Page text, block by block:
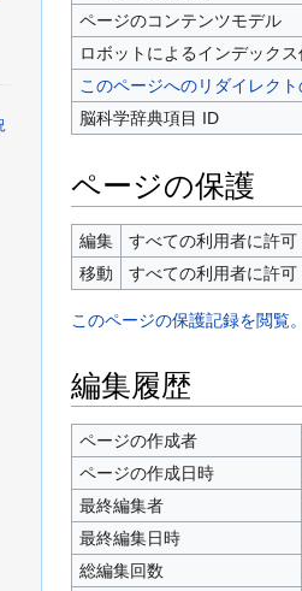
ページのコンテンツモデル
ロボットによるインデックス
このページへのリダイレクト
脳科学辞典項目 ID
ページの保護
編集
すべての利用者に許可
移動
すべての利用者に許可
このページの保護記録を閲覧。
編集履歴
ページの作成者
ページの作成日時
最終編集者
最終編集日時
総編集回数